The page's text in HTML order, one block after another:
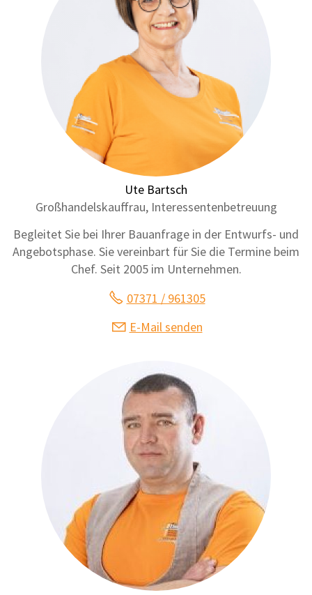
Ute Bartsch
Großhandelskauffrau, Interessentenbetreuung
Begleitet Sie bei Ihrer Bauanfrage in der Entwurfs- und
Angebotsphase. Sie vereinbart für Sie die Termine beim
Chef. Seit 2005 im Unternehmen.
07371 / 961305
E-Mail senden